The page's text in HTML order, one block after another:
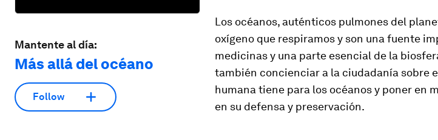
Mantente al día:
Más allá del océano
Follow
Los océanos, auténticos pulmones del
oxígeno que respiramos y son una fuente
medicinas y una parte esencial de la
también concienciar a la ciudadanía sobre
humana tiene para los océanos y poner en
en su defensa y preservación.